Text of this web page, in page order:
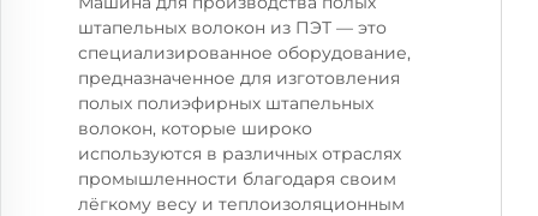
штапельных волокон из ПЭТ — это
специализированное оборудование,
предназначенное для изготовления
полых полиэфирных штапельных
волокон, которые широко
используются в различных отраслях
промышленности благодаря своим
лёгкому весу и теплоизоляционным